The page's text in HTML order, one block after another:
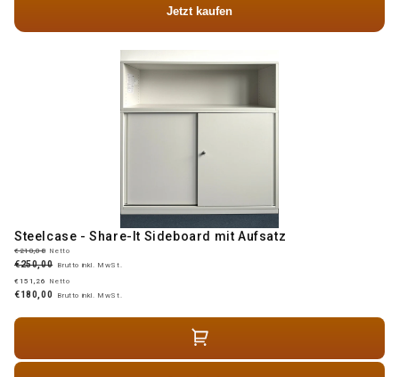
Jetzt kaufen
Steelcase - Share-It Sideboard mit Aufsatz
€210,08 Netto
€250,00 Brutto inkl. MwSt.
€151,26
Netto
€180,00 Brutto inkl. MwSt.